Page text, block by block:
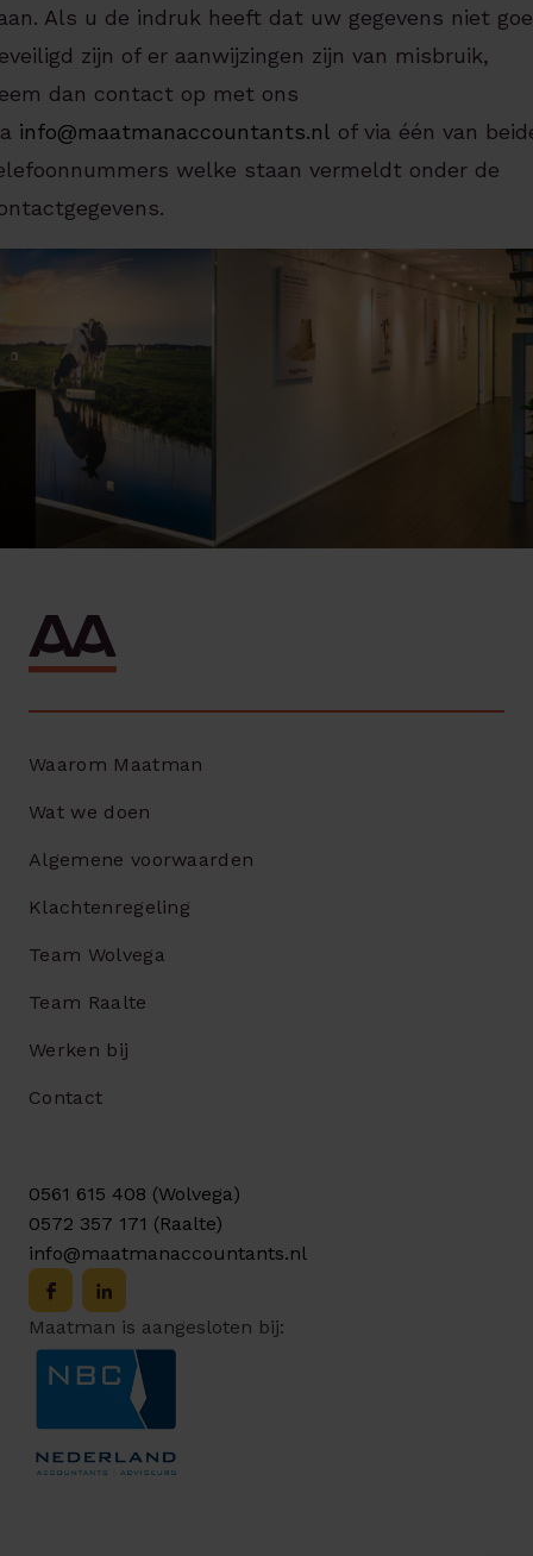
Als u de indruk heeft dat uw gegevens niet
zijn of er aanwijzingen zijn van misbruik,
dan contact op met ons
info@maatmanaccountants.nl of via één van
welke staan vermeldt onder de
Waarom Maatman
Wat we doen
Algemene voorwaarden
Klachtenregeling
Team Wolvega
Team Raalte
Werken bij
Contact
0561 615 408 (Wolvega)
0572 357 171 (Raalte)
info@maatmanaccountants.nl
Maatman is aangesloten bij: